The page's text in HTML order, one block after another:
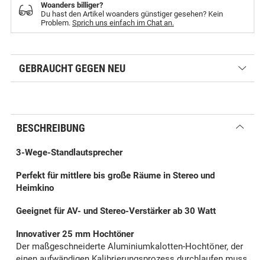
Woanders billiger?
Du hast den Artikel woanders günstiger gesehen? Kein
Problem. Sprich uns einfach im Chat an.
GEBRAUCHT GEGEN NEU
BESCHREIBUNG
3-Wege-Standlautsprecher
Perfekt für mittlere bis große Räume in Stereo und
Heimkino
Geeignet für AV- und Stereo-Verstärker ab 30 Watt
Innovativer 25 mm Hochtöner
Der maßgeschneiderte Aluminiumkalotten-Hochtöner, der